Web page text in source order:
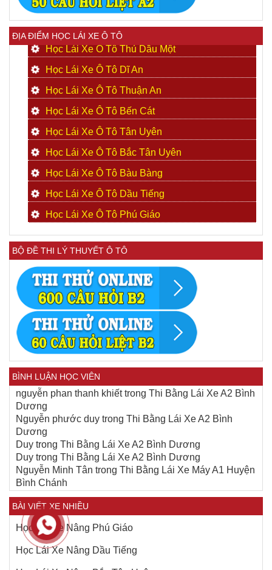
ĐỊA ĐIỂM HỌC LÁI XE Ô TÔ
Học Lái Xe Ô Tô Thủ Dầu Một
Học Lái Xe Ô Tô Dĩ An
Học Lái Xe Ô Tô Thuận An
Học Lái Xe Ô Tô Bến Cát
Học Lái Xe Ô Tô Tân Uyên
Học Lái Xe Ô Tô Bắc Tân Uyên
Học Lái Xe Ô Tô Bàu Bàng
Học Lái Xe Ô Tô Dầu Tiếng
Học Lái Xe Ô Tô Phú Giáo
BỘ ĐỀ THI LÝ THUYẾT Ô TÔ
BÌNH LUẬN HỌC VIÊN
nguyễn phan thanh khiếttrong Thi Bằng Lái Xe A2 Bình
Dương
Nguyễn phước duy trong Thi Bằng Lái Xe A2 Bình
Dương
Duy trong Thi Bằng Lái Xe A2 Bình Dương
Duy trong Thi Bằng Lái Xe A2 Bình Dương
Nguyễn Minh Tân trong Thi Bằng Lái Xe Máy A1 Huyện
Bình Chánh
BÀI VIẾT XE NHIỀU
Học Lái Xe Nâng Phú Giáo
Học Lái Xe Nâng Dầu Tiếng